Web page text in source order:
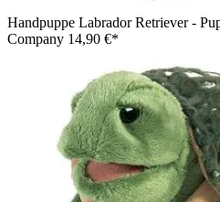
Handpuppe Labrador Retriever -
Company 14,90 €*